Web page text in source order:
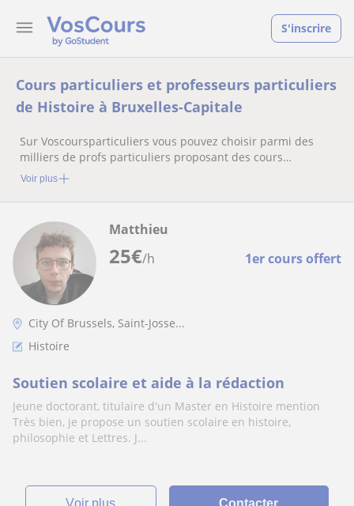
S'inscrire
Cours particuliers et professeurs particuliers
de Histoire à Bruxelles-Capitale
Sur Voscoursparticuliers vous pouvez choisir parmi des
milliers de profs particuliers proposant des cours
particuliers
Voir plus
25€/h 1er cours offert
Matthieu
City Of Brussels, Saint-Josse...
Histoire
Soutien scolaire et aide à la rédaction
Jeune doctorant, titulaire d'un Master en Histoire mention
Très bien, je propose un soutien scolaire en histoire,
philosophie et Lettres. J...
voir plus Contacter